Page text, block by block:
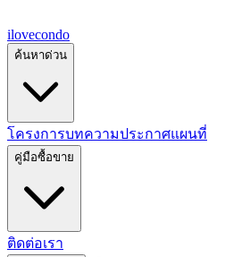
ilovecondo
ค้นหาด่วน
โครงการบทความประกาศแผนที่
คู่มือซื้อขาย
ติดต่อเรา